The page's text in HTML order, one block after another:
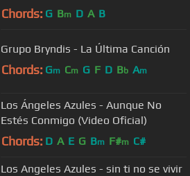
Chords: G Bm D A B
Grupo Bryndis - La Última Canción
Chords: Gm Cm G F D Bb Am
Los Ángeles Azules - Aunque No
Estés Conmigo (Video Oficial)
Chords: D A E G Bm F#m C#
Los Angeles Azules - sin ti no se vivir